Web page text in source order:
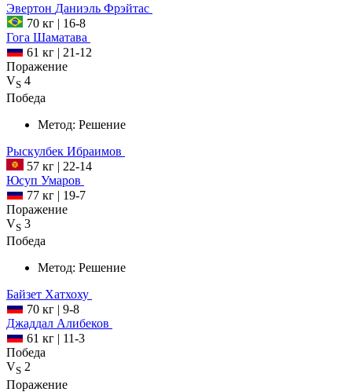
Эвертон Даниэль Фрэйтас
70 кг | 16-8
Гога Шаматава
61 кг | 21-12
Поражение
VS 4
Победа
Метод: Решение
Рыскулбек Ибраимов
57 кг | 22-14
Юсуп Умаров
77 кг | 19-7
Поражение
VS 3
Победа
Метод: Решение
Байзет Хатхоху
70 кг | 9-8
Джаддал Алибеков
61 кг | 11-3
Победа
VS 2
Поражение